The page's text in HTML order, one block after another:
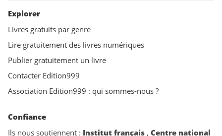
Explorer
Livres gratuits par genre
Lire gratuitement des livres numériques
Publier gratuitement un livre
Contacter Edition999
Association Edition999 : qui sommes-nous ?
Confiance
Ils nous soutiennent : Institut français , Centre national